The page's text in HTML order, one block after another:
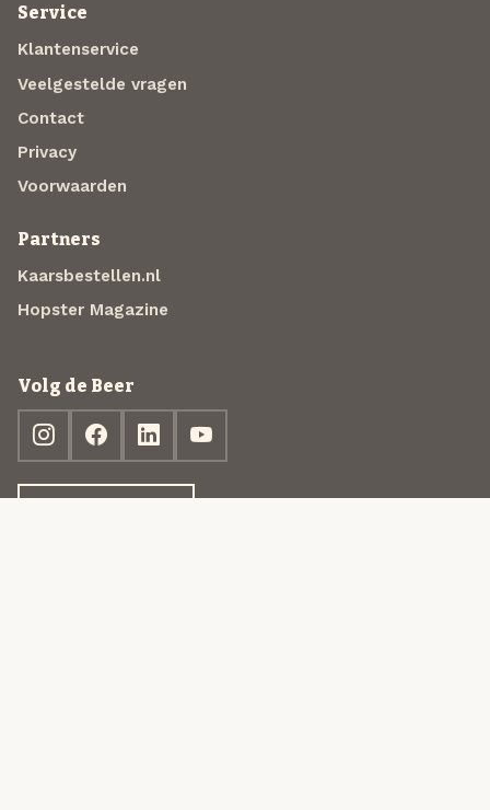
Service
Klantenservice
Veelgestelde vragen
Contact
Privacy
Voorwaarden
Partners
Kaarsbestellen.nl
Hopster Magazine
Volg de Beer